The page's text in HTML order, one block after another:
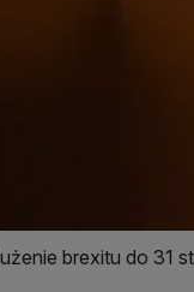
brexitu do 31